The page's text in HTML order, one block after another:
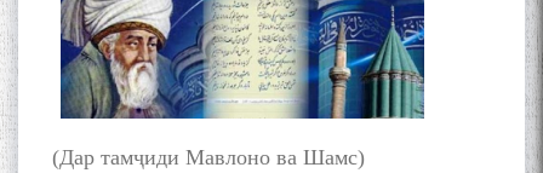
(Дар тамҷиди Мавлоно ва Шамс)